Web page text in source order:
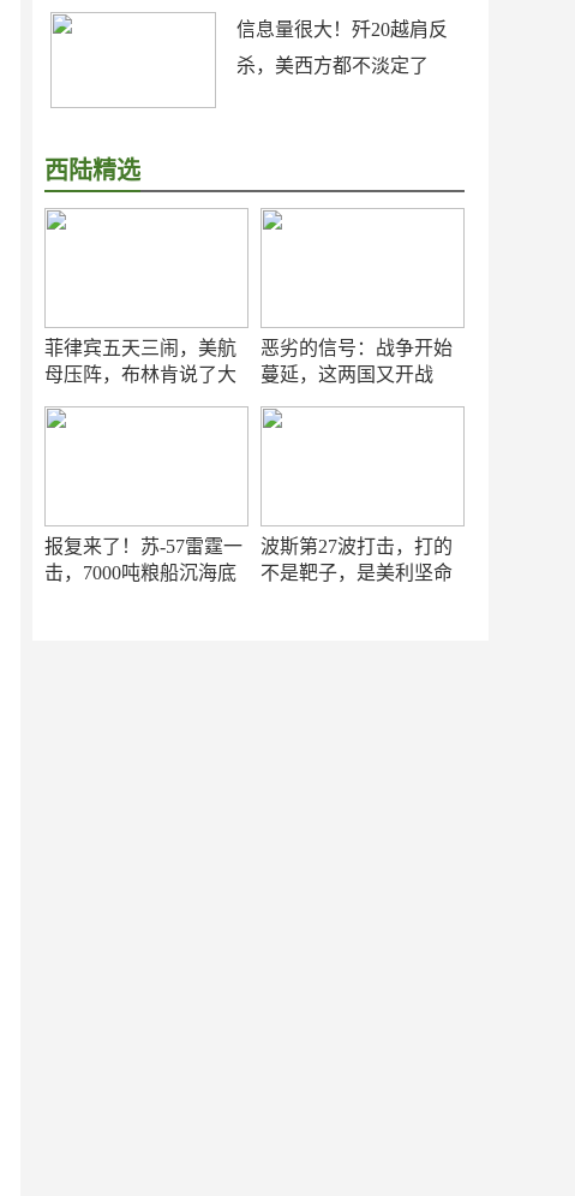
信息量很大！歼20越肩反
杀，美西方都不淡定了
西陆精选
菲律宾五天三闹，美航
母压阵，布林肯说了大
恶劣的信号：战争开始
蔓延，这两国又开战
报复来了！苏-57雷霆一
击，7000吨粮船沉海底
波斯第27波打击，打的
不是靶子，是美利坚命